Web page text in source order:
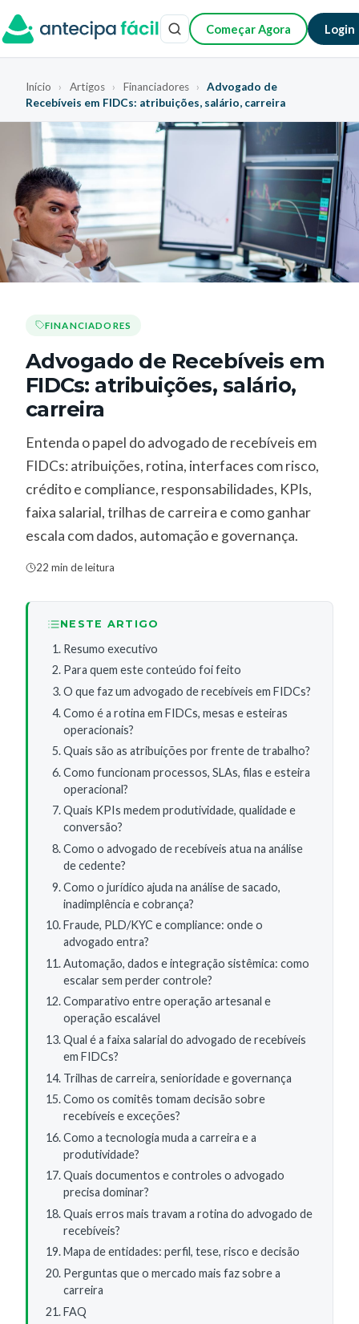
Começar Agora Login
Início › Artigos › Financiadores ›
Advogado de
Recebíveis em FIDCs: atribuições, salário, carreira
FINANCIADORES
Advogado de Recebíveis em
FIDCs: atribuições, salário,
carreira
Entenda o papel do advogado de recebíveis em
FIDCs: atribuições, rotina, interfaces com risco,
crédito e compliance, responsabilidades, KPIs,
faixa salarial, trilhas de carreira e como ganhar
escala com dados, automação e governança.
22 min de leitura
NESTE ARTIGO
Resumo executivo
Para quem este conteúdo foi feito
O que faz um advogado de recebíveis em FIDCs?
Como é a rotina em FIDCs, mesas e esteiras
operacionais?
Quais são as atribuições por frente de trabalho?
Como funcionam processos, SLAs, filas e esteira
operacional?
Quais KPIs medem produtividade, qualidade e
conversão?
Como o advogado de recebíveis atua na análise
de cedente?
Como o jurídico ajuda na análise de sacado,
inadimplência e cobrança?
Fraude, PLD/KYC e compliance: onde o
advogado entra?
Automação, dados e integração sistêmica: como
escalar sem perder controle?
Comparativo entre operação artesanal e
operação escalável
Qual é a faixa salarial do advogado de recebíveis
em FIDCs?
Trilhas de carreira, senioridade e governança
Como os comitês tomam decisão sobre
recebíveis e exceções?
Como a tecnologia muda a carreira e a
produtividade?
Quais documentos e controles o advogado
precisa dominar?
Quais erros mais travam a rotina do advogado de
recebíveis?
Mapa de entidades: perfil, tese, risco e decisão
Perguntas que o mercado mais faz sobre a
carreira
FAQ